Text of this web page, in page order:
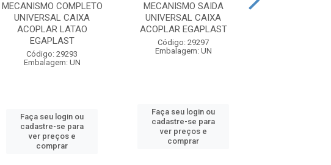
MECANISMO COMPLETO
UNIVERSAL CAIXA
ACOPLAR LATAO
EGAPLAST
Código: 29293
Embalagem: UN
Faça seu login ou
cadastre-se para
ver preços e
comprar
MECANISMO SAIDA
UNIVERSAL CAIXA
ACOPLAR EGAPLAST
Código: 29297
Embalagem: UN
Faça seu login ou
cadastre-se para
ver preços e
comprar